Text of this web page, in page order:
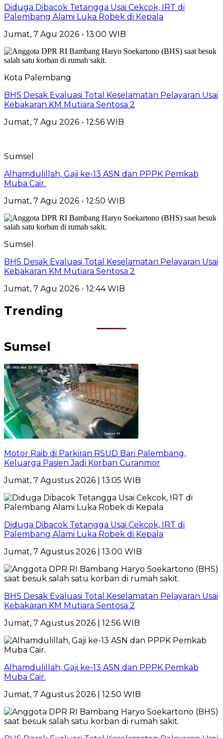
Diduga Dibacok Tetangga Usai Cekcok, IRT di
Palembang Alami Luka Robek di Kepala
Jumat, 7 Agu 2026 - 13:00 WIB
Kota Palembang
BHS Desak Evaluasi Total Keselamatan Pelayaran Usai
Kebakaran KM Mutiara Sentosa 2
Jumat, 7 Agu 2026 - 12:56 WIB
Sumsel
Alhamdulillah, Gaji ke-13 ASN dan PPPK Pemkab
Muba Cair.
Jumat, 7 Agu 2026 - 12:50 WIB
Sumsel
BHS Desak Evaluasi Total Keselamatan Pelayaran Usai
Kebakaran KM Mutiara Sentosa 2
Jumat, 7 Agu 2026 - 12:44 WIB
Trending
Sumsel
Motor Raib di Parkiran RSUD Bari Palembang,
Keluarga Pasien Jadi Korban Curanmor
Jumat, 7 Agustus 2026 | 13:05 WIB
Diduga Dibacok Tetangga Usai Cekcok, IRT di
Palembang Alami Luka Robek di Kepala
Jumat, 7 Agustus 2026 | 13:00 WIB
BHS Desak Evaluasi Total Keselamatan Pelayaran Usai
Kebakaran KM Mutiara Sentosa 2
Jumat, 7 Agustus 2026 | 12:56 WIB
Alhamdulillah, Gaji ke-13 ASN dan PPPK Pemkab
Muba Cair.
Jumat, 7 Agustus 2026 | 12:50 WIB